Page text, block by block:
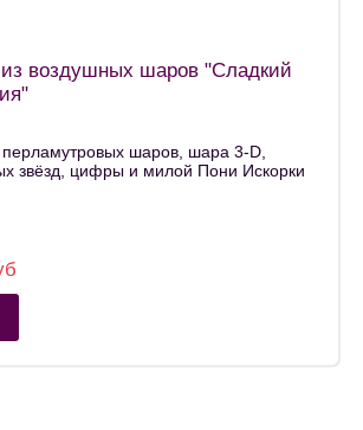
воздушных шаров "Сладкий
шаров, шара 3-D,
звёзд, цифры и милой Пони Искорки